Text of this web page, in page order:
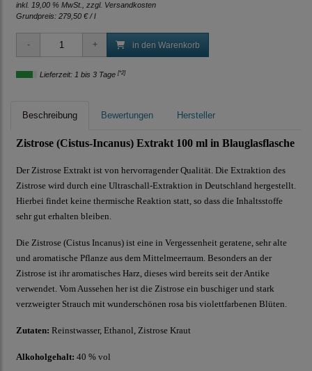
inkl. 19,00 % MwSt., zzgl. Versandkosten
Grundpreis: 279,50 € / l
in den Warenkorb
Lieferzeit: 1 bis 3 Tage [*2]
Beschreibung Bewertungen Hersteller
Zistrose (Cistus-Incanus) Extrakt 100 ml in Blauglasflasche
Der Zistrose Extrakt ist von hervorragender Qualität. Die Extraktion des
Zistrose wird durch eine Ultraschall-Extraktion in Deutschland hergestellt.
Hierbei findet keine thermische Reaktion statt, so dass die Inhaltsstoffe
sehr gut erhalten bleiben.
Die Zistrose (Cistus Incanus) ist eine in Vergessenheit geratene, sehr alte
und aromatische Pflanze aus dem Mittelmeerraum. Besonders an der
Zistrose ist ihr aromatisches Harz, dieses wird bereits seit der Antike
verwendet. Vom Aussehen her ist die Zistrose ein buschiger und stark
verzweigter Strauch mit wunderschönen rosa bis violettfarbenen Blüten.
Zutaten: Reinstwasser, Ethanol, Zistrose Kraut
Alkoholgehalt: 40 % vol